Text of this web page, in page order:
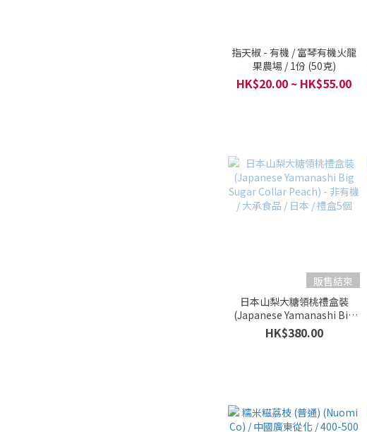
指天椒 - 有機 / 富琴有機火龍
果農場 / 1份 (50克)
HK$20.00 ~ HK$55.00
販售結束
日本山梨大糖領桃禮盒裝
(Japanese Yamanashi Big
Sugar Collar Peach) - 非有機
/ 大承食品 / 日本 / 禮盒5個
HK$380.00